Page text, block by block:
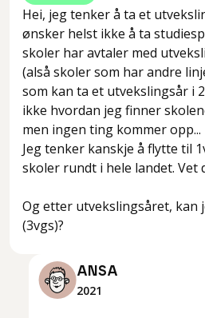
Hei, jeg tenker å ta et
ønsker helst ikke å ta
skoler har avtaler med
(alså skoler som har andre
som kan ta et utvekslingsår i
ikke hvordan jeg finner
men ingen ting kommer opp...
Jeg tenker kanskje å flytte til
skoler rundt i hele landet. Vet
Og etter utvekslingsåret, kan
(3vgs)?
ANSA
2021